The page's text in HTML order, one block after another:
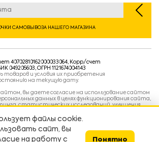
САМОВЫВОЗА НАШЕГО МАГАЗИНА
40702810162000033064, Корр/счет
049205603, ОГРН 1121674004143
и условия их приобретения
на текущую дату.
вы даете согласие на использование сайтом
данных в целях функционирования сайта,
статистических исследований, улучшения
интересов.
соглашения
файлы cookie.
сайт, вы
на работу с
Понятно